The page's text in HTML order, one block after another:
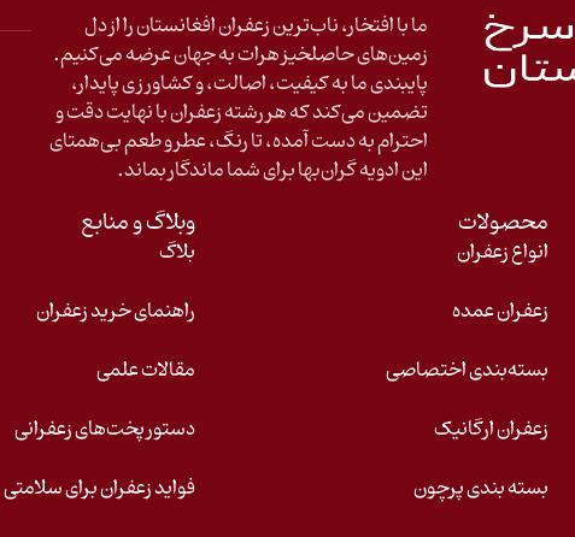
ما با افتخار، ناب‌ترین زعفران افغانستان را از دل
زمین‌های حاصلخیز هرات به جهان عرضه می‌کنیم.
پایبندی ما به کیفیت، اصالت، و کشاورزی پایدار،
تضمین می‌کند که هر رشته زعفران با نهایت دقت و
احترام به دست آمده، تا رنگ، عطر و طعم بی‌همتای
این ادویه گران‌بها برای شما ماندگار بماند.
محصولات
انواع زعفران
زعفران عمده
بسته‌بندی اختصاصی
زعفران ارگانیک
بسته بندی پرچون
وبلاگ و منابع
بلاگ
راهنمای خرید زعفران
مقالات علمی
دستور پخت‌های زعفرانی
فواید زعفران برای سلامتی